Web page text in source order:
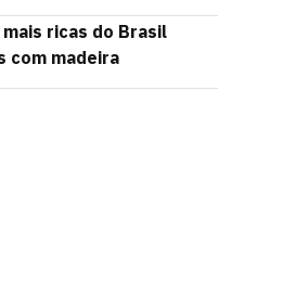
ricas do Brasil
com madeira